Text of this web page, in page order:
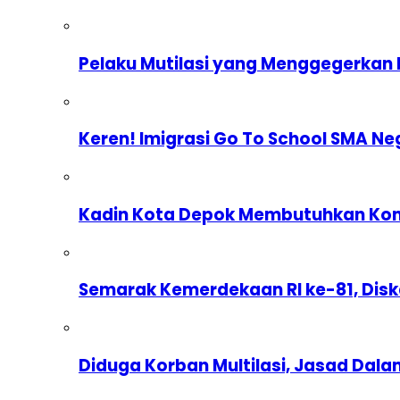
Pelaku Mutilasi yang
Keren! Imigrasi Go To School SMA
Kadin Kota Depok Membutuhkan
Semarak Kemerdekaan RI ke-81,
Diduga Korban Multilasi, Jasad